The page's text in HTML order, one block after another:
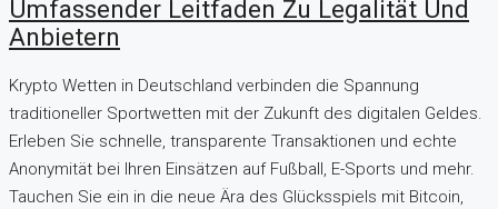
Umfassender Leitfaden Zu Legalität Und
Anbietern
Krypto Wetten in Deutschland verbinden die Spannung
traditioneller Sportwetten mit der Zukunft des digitalen Geldes.
Erleben Sie schnelle, transparente Transaktionen und echte
Anonymität bei Ihren Einsätzen auf Fußball, E-Sports und mehr.
Tauchen Sie ein in die neue Ära des Glücksspiels mit Bitcoin,